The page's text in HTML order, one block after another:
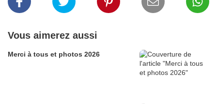
Vous aimerez aussi
Merci à tous et photos 2026